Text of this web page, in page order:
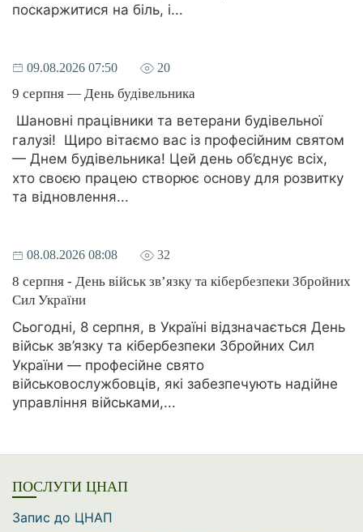
поскаржитися на біль, і...
09.08.2026 07:50 20
9 серпня — День будівельника
Шановні працівники та ветерани будівельної
галузі! Щиро вітаємо вас із професійним святом
— Днем будівельника! Цей день об’єднує всіх,
хто своєю працею створює основу для розвитку
та відновлення...
08.08.2026 08:08 32
8 серпня - День військ зв’язку та кібербезпеки Збройних
Сил України
Сьогодні, 8 серпня, в Україні відзначається День
військ зв’язку та кібербезпеки Збройних Сил
України — професійне свято
військовослужбовців, які забезпечують надійне
управління військами,...
ПОСЛУГИ ЦНАП
Запис до ЦНАП